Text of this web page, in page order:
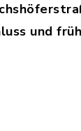
und